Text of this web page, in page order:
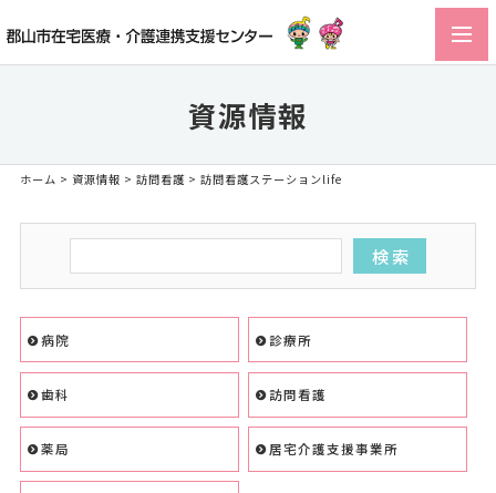
資源情報
ホーム > 資源情報 > 訪問看護> 訪問看護ステーションlife
病院 診療所
歯科 訪問看護
薬局 居宅介護支援事業所